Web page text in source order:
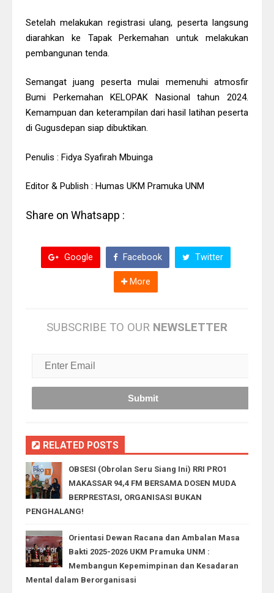
Setelah melakukan registrasi ulang, peserta langsung
diarahkan ke Tapak Perkemahan untuk melakukan
pembangunan tenda.
Semangat juang peserta mulai memenuhi atmosfir
Bumi Perkemahan KELOPAK Nasional tahun 2024.
Kemampuan dan keterampilan dari hasil latihan peserta
di Gugusdepan siap dibuktikan.
Penulis : Fidya Syafirah Mbuinga
Editor & Publish : Humas UKM Pramuka UNM
Share on Whatsapp :
Google Facebook Twitter
More
SUBSCRIBE TO OUR NEWSLETTER
RELATED POSTS
OBSESI (Obrolan Seru Siang Ini) RRI PRO1
MAKASSAR 94,4 FM BERSAMA DOSEN MUDA
BERPRESTASI, ORGANISASI BUKAN
PENGHALANG!
Orientasi Dewan Racana dan Ambalan Masa
Bakti 2025-2026 UKM Pramuka UNM :
Membangun Kepemimpinan dan Kesadaran
Mental dalam Berorganisasi